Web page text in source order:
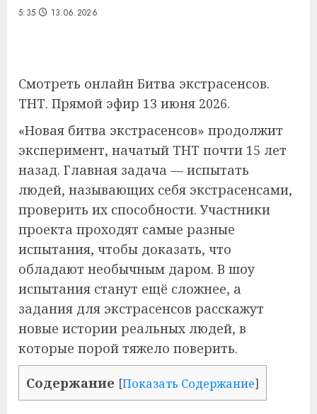
5:35 13.06.2026
Смотреть онлайн Битва экстрасенсов.
ТНТ. Прямой эфир 13 июня 2026.
«Новая битва экстрасенсов» продолжит
эксперимент, начатый ТНТ почти 15 лет
назад. Главная задача — испытать
людей, называющих себя экстрасенсами,
проверить их способности. Участники
проекта проходят самые разные
испытания, чтобы доказать, что
обладают необычным даром. В шоу
испытания станут ещё сложнее, а
задания для экстрасенсов расскажут
новые истории реальных людей, в
которые порой тяжело поверить.
Содержание [Показать Содержание]